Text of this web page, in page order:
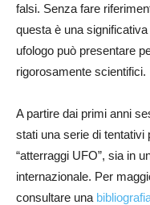
falsi. Senza fare
questa è una significativa
ufologo può presentare
rigorosamente scientifici.
A partire dai primi anni
stati una serie di tentativi
“atterraggi UFO”, sia in
internazionale. Per
consultare una